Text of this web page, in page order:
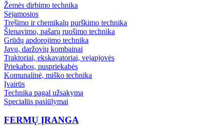
Žemės dirbimo technika
Sėjamosios
Tręšimo ir chemikalų purškimo technika
Šienavimo, pašarų ruošimo technika
Grūdų apdorojimo technika
Javų, daržovių kombainai
Traktoriai, ekskavatoriai, vejapjovės
Priekabos, puspriekabės
Komunalinė, miško technika
Įvairūs
Technika pagal užsakymą
Specialūs pasiūlymai
FERMŲ ĮRANGA